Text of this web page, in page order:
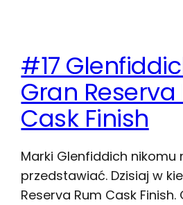
#17
Gran Reserva
Cask Finish
Marki Glenfiddich nikomu
przedstawiać. Dzisiaj w
Reserva Rum Cask